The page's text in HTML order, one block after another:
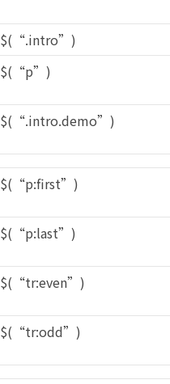
$(“.intro”)
$(“p”)
$(“.intro.demo”)
$(“p:first”)
$(“p:last”)
$(“tr:even”)
$(“tr:odd”)